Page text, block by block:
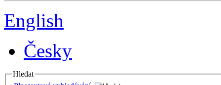
English
Česky
Hledat